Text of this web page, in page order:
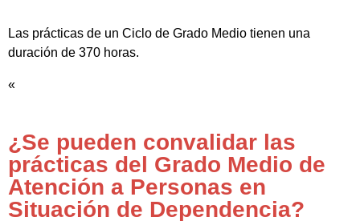
Las prácticas de un Ciclo de Grado Medio tienen una
duración de 370 horas.
«
¿Se pueden convalidar las
prácticas del Grado Medio de
Atención a Personas en
Situación de Dependencia?